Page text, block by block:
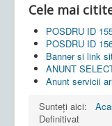
Cele mai
POSDRU ID
POSDRU ID
Banner si link
ANUNT
Anunt servicii
Sunteți aici:
Definitivat